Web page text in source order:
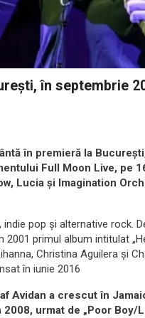
în septembrie
în premieră la
Full Moon Live, pe
Lucia şi Imagination
pop şi alternative rock.
primul album intitulat
Christina Aguilera şi
în iunie 2016
Avidan a crescut în
urmat de „Poor Boy/